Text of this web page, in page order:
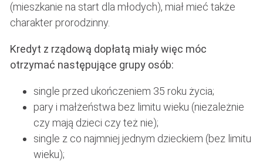
(mieszkanie na start dla młodych), miał mieć także
charakter prorodzinny.
Kredyt z rządową dopłatą miały więc móc
otrzymać następujące grupy osób:
single przed ukończeniem 35 roku życia;
pary i małżeństwa bez limitu wieku (niezależnie
czy mają dzieci czy też nie);
single z co najmniej jednym dzieckiem (bez limitu
wieku);